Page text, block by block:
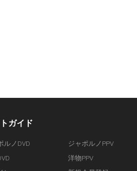
ガイド
ルノDVD
ジャポルノPPV
洋物PPV